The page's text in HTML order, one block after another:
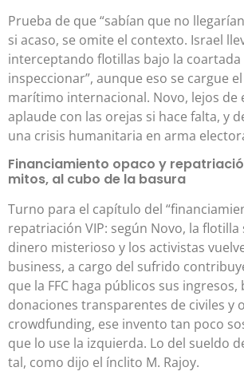
Prueba de que “sabían que no
si acaso, se omite el contexto. Israel
interceptando flotillas bajo la coartada
inspeccionar”, aunque eso se cargue
marítimo internacional. Novo, lejos de
aplaude con las orejas si hace falta, y
una crisis humanitaria en arma
Financiamiento opaco y
mitos, al cubo de la basura
Turno para el capítulo del
repatriación VIP: según Novo, la flotilla
dinero misterioso y los activistas
business, a cargo del sufrido
que la FFC haga públicos sus ingresos,
donaciones transparentes de civiles y
crowdfunding, ese invento tan poco
que lo use la izquierda. Lo del sueldo
tal, como dijo el ínclito M. Rajoy.